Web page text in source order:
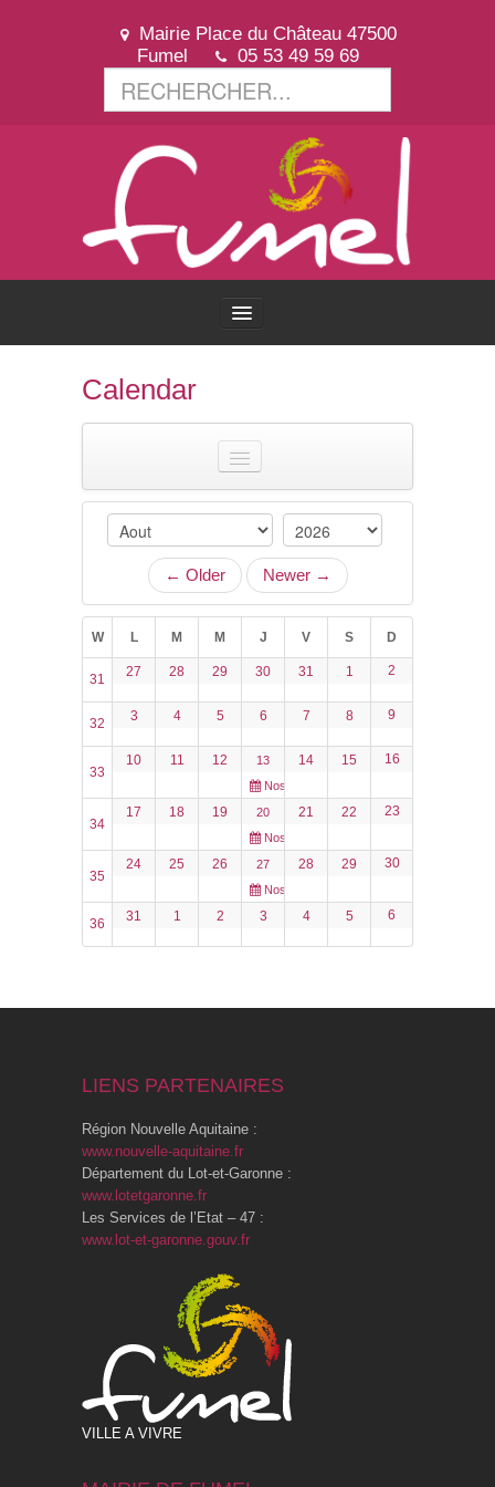
Mairie Place du Château 47500
Fumel
05 53 49 59 69
VOTRE VILLE
VOTRE MAIRIE
VOS DEMARCHES
VIE SCOLAIRE
SOCIAL
SPORTS ET LOISIRS
CULTURE ET PATRIMOINE
DÉCISIONS & DÉLIBÉRATIONS
RENDEZ-VOUS EN LIGNE
Calendar
Name
Add filter RETOUR AGENDA
← Older Newer →
W L M M J V S D
31
27 28 29 30 31 1 2
32
3 4 5 6 7 8 9
33
10 11 12
13
Nos restaurants dans la rue
14 15 16
34
17 18 19
20
Nos restaurants dans la rue
21 22 23
35
24 25 26
27
Nos restaurants dans la rue
28 29 30
36
31 1 2 3 4 5 6
LIENS PARTENAIRES
Région Nouvelle Aquitaine :
www.nouvelle-aquitaine.fr
Département du Lot-et-Garonne :
www.lotetgaronne.fr
Les Services de l’Etat – 47 :
www.lot-et-garonne.gouv.fr
VILLE A VIVRE